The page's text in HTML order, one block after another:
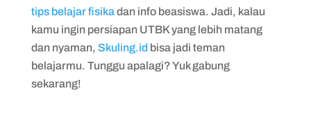
tips belajar fisikadan info beasiswa. Jadi, kalau
kamu ingin persiapan UTBK yang lebih matang
dan nyaman, Skuling.id bisa jadi teman
belajarmu. Tunggu apalagi? Yuk gabung
sekarang!